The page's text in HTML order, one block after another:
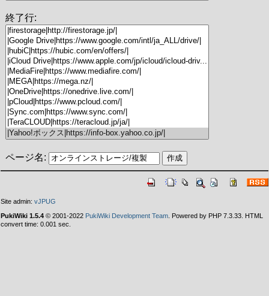
終了行:
ページ名:
Site admin: vJPUG
PukiWiki 1.5.4 © 2001-2022 PukiWiki Development Team . Powered by PHP 7.3.33. HTML
convert time: 0.001 sec.